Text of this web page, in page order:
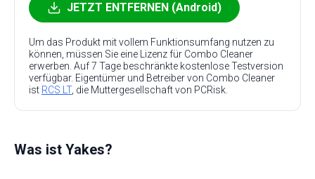
JETZT ENTFERNEN (Android)
Um das Produkt mit vollem Funktionsumfang nutzen zu
können, müssen Sie eine Lizenz für Combo Cleaner
erwerben. Auf 7 Tage beschränkte kostenlose Testversion
verfügbar. Eigentümer und Betreiber von Combo Cleaner
ist RCS LT, die Muttergesellschaft von PCRisk.
Was ist Yakes?